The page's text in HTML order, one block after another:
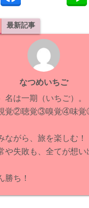
最新記事
なつめいちご
名は一期（いちご）。
覚②聴覚③嗅覚④味
ながら、旅を楽しむ！
や失敗も、全てが想い
勝ち！